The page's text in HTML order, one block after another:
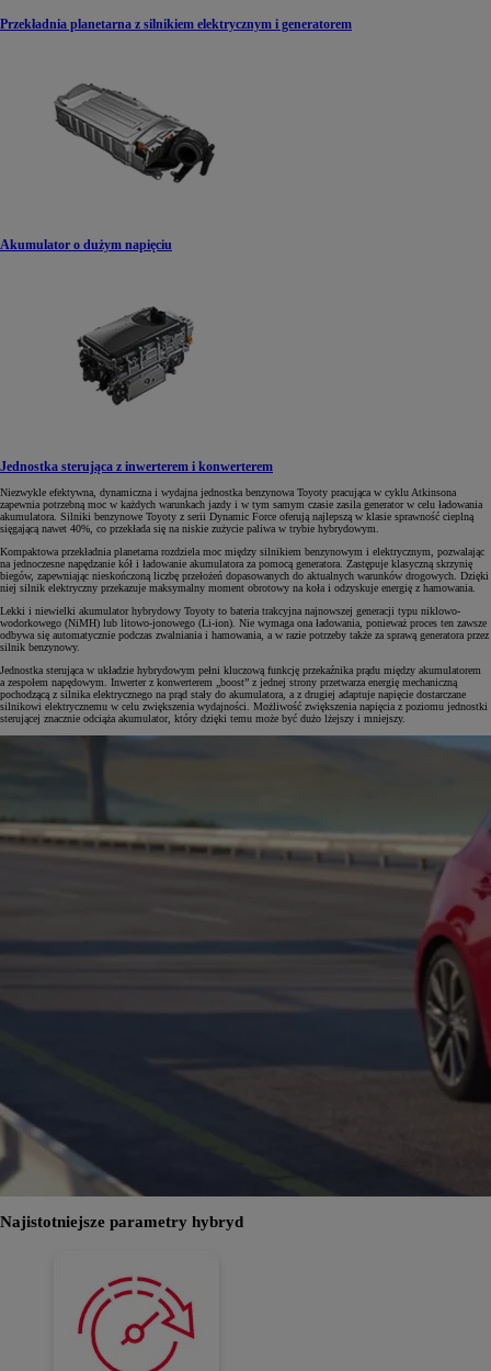
Przekładnia planetarna z silnikiem elektrycznym i generatorem
Akumulator o dużym napięciu
Jednostka sterująca z inwerterem i konwerterem
Niezwykle efektywna, dynamiczna i wydajna jednostka benzynowa Toyoty pracująca w cyklu Atkinsona
zapewnia potrzebną moc w każdych warunkach jazdy i w tym samym czasie zasila generator w celu ładowania
akumulatora. Silniki benzynowe Toyoty z serii Dynamic Force oferują najlepszą w klasie sprawność cieplną
sięgającą nawet 40%, co przekłada się na niskie zużycie paliwa w trybie hybrydowym.
Kompaktowa przekładnia planetarna rozdziela moc między silnikiem benzynowym i elektrycznym, pozwalając
na jednoczesne napędzanie kół i ładowanie akumulatora za pomocą generatora. Zastępuje klasyczną skrzynię
biegów, zapewniając nieskończoną liczbę przełożeń dopasowanych do aktualnych warunków drogowych. Dzięki
niej silnik elektryczny przekazuje maksymalny moment obrotowy na koła i odzyskuje energię z hamowania.
Lekki i niewielki akumulator hybrydowy Toyoty to bateria trakcyjna najnowszej generacji typu niklowo-
wodorkowego (NiMH) lub litowo-jonowego (Li-ion). Nie wymaga ona ładowania, ponieważ proces ten zawsze
odbywa się automatycznie podczas zwalniania i hamowania, a w razie potrzeby także za sprawą generatora przez
silnik benzynowy.
Jednostka sterująca w układzie hybrydowym pełni kluczową funkcję przekaźnika prądu między akumulatorem
a zespołem napędowym. Inwerter z konwerterem „boost” z jednej strony przetwarza energię mechaniczną
pochodzącą z silnika elektrycznego na prąd stały do akumulatora, a z drugiej adaptuje napięcie dostarczane
silnikowi elektrycznemu w celu zwiększenia wydajności. Możliwość zwiększenia napięcia z poziomu jednostki
sterującej znacznie odciąża akumulator, który dzięki temu może być dużo lżejszy i mniejszy.
Najistotniejsze parametry hybryd